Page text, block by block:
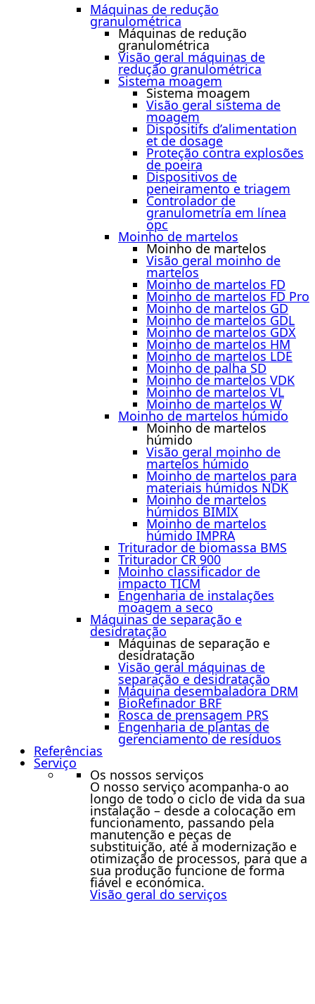
Máquinas de redução
granulométrica
Máquinas de redução
granulométrica
Visão geral máquinas de
redução granulométrica
Sistema moagem
Sistema moagem
Visão geral sistema de
moagem
Dispositifs d’alimentation
et de dosage
Proteção contra explosões
de poeira
Dispositivos de
peneiramento e triagem
Controlador de
granulometría em línea
opc
Moinho de martelos
Moinho de martelos
Visão geral moinho de
martelos
Moinho de martelos FD
Moinho de martelos FD Pro
Moinho de martelos GD
Moinho de martelos GDL
Moinho de martelos GDX
Moinho de martelos HM
Moinho de martelos LDE
Moinho de palha SD
Moinho de martelos VDK
Moinho de martelos VL
Moinho de martelos W
Moinho de martelos húmido
Moinho de martelos
húmido
Visão geral moinho de
martelos húmido
Moinho de martelos para
materiais húmidos NDK
Moinho de martelos
húmidos BIMIX
Moinho de martelos
húmido IMPRA
Triturador de biomassa BMS
Triturador CR 900
Moinho classificador de
impacto TICM
Engenharia de instalações
moagem a seco
Máquinas de separação e
desidratação
Máquinas de separação e
desidratação
Visão geral máquinas de
separação e desidratação
Máquina desembaladora DRM
BioRefinador BRF
Rosca de prensagem PRS
Engenharia de plantas de
gerenciamento de resíduos
Referências
Serviço
Os nossos serviços
O nosso serviço acompanha-o ao
longo de todo o ciclo de vida da sua
instalação – desde a colocação em
funcionamento, passando pela
manutenção e peças de
substituição, até à modernização e
otimização de processos, para que a
sua produção funcione de forma
fiável e económica.
Visão geral do serviços